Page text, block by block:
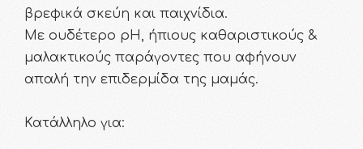
βρεφικά σκεύη και παιχνίδια.
Με ουδέτερο pH, ήπιους καθαριστικούς &
μαλακτικούς παράγοντες που αφήνουν
απαλή την επιδερμίδα της μαμάς.
Κατάλληλο για: